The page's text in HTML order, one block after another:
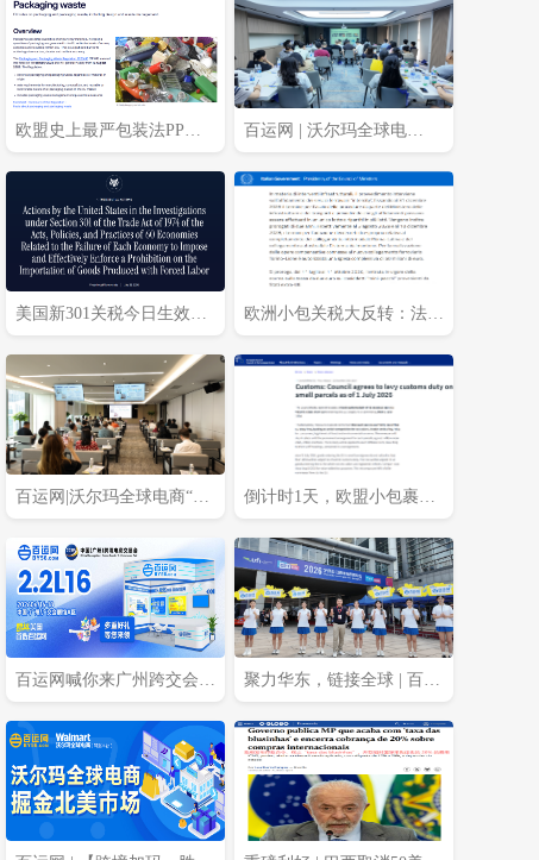
欧盟史上最严包装法PPWR
百运网 | 沃尔玛全球电
年”专场沙龙圆满收官!
美国新301关税今日生效，
欧洲小包关税大反转：法国
期！
百运网|沃尔玛全球电商“智
沙龙圆满收官!
倒计时1天，欧盟小包裹免
百运网喊你来广州跨交会逛
聚力华东，链接全球 | 百运
宁波跨境电商出口博览会!